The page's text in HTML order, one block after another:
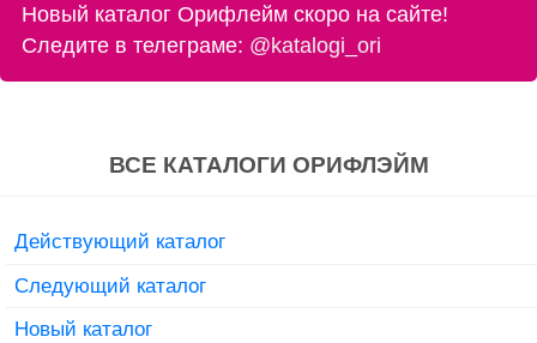
Новый каталог Орифлейм скоро на сайте!
Следите в телеграме: @katalogi_ori
ВСЕ КАТАЛОГИ ОРИФЛЭЙМ
Действующий каталог
Следующий каталог
Новый каталог